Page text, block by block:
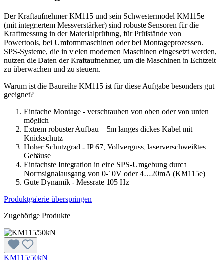
Der Kraftaufnehmer KM115 und sein Schwestermodel KM115e
(mit integriertem Messverstärker) sind robuste Sensoren für die
Kraftmessung in der Materialprüfung, für Prüfstände von
Powertools, bei Umformmaschinen oder bei Montageprozessen.
SPS-Systeme, die in vielen modernen Maschinen eingesetzt werden,
nutzen die Daten der Kraftaufnehmer, um die Maschinen in Echtzeit
zu überwachen und zu steuern.
Warum ist die Baureihe KM115 ist für diese Aufgabe besonders gut
geeignet?
Einfache Montage - verschrauben von oben oder von unten
möglich
Extrem robuster Aufbau – 5m langes dickes Kabel mit
Knickschutz
Hoher Schutzgrad - IP 67, Vollverguss, laserverschweißtes
Gehäuse
Einfachste Integration in eine SPS-Umgebung durch
Normsignalausgang von 0-10V oder 4…20mA (KM115e)
Gute Dynamik - Messrate 105 Hz
Produktgalerie überspringen
Zugehörige Produkte
KM115/50kN